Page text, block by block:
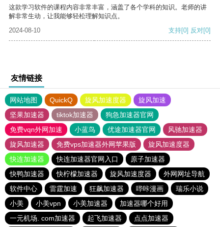
这款学习软件的课程内容非常丰富，涵盖了各个学科的知识。老师的讲
解非常生动，让我能够轻松理解知识点。
2024-08-10
支持[0] 反对[0]
友情链接
网站地图 QuickQ 旋风加速度器
旋风加速
坚果加速器
tiktok加速器
狗急加速器官网
免费vqn外网加速
小蓝鸟 优途加速器官网
风驰加速器
旋风加速器
免费vps加速器外网苹果版
旋风加速度器
快连加速器
快连加速器官网入口
原子加速器
快鸭加速器
快柠檬加速器 旋风加速度器
外网网址导航
软件中心
雷霆加速 狂飙加速器 哔咔漫画
瑞乐小说
小美
小美vpn 小美加速器
加速器哪个好用
一元机场. com加速器
起飞加速器 点点加速器